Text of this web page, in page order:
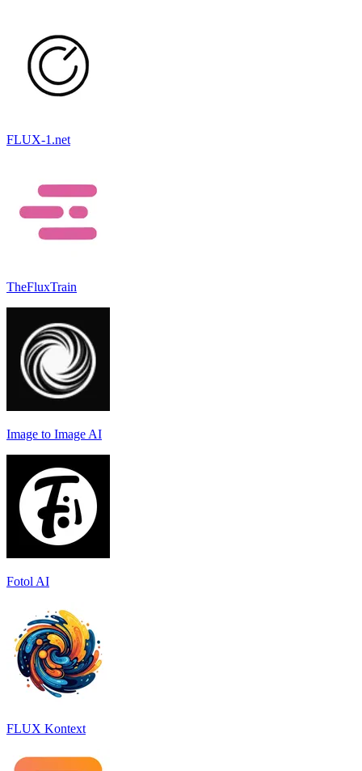
FLUX-1.net
TheFluxTrain
Image to Image AI
Fotol AI
FLUX Kontext